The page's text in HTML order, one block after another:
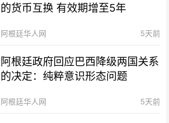
的货币互换 有效期增至5年
阿根廷华人网 5天前
阿根廷政府回应巴西降级两国关系
的决定：纯粹意识形态问题
阿根廷华人网 5天前